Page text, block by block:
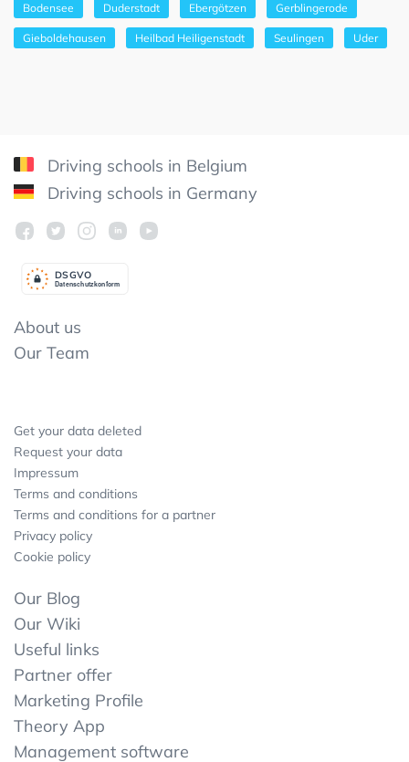
Bodensee Duderstadt Ebergötzen Gerblingerode
Gieboldehausen Heilbad Heiligenstadt Seulingen Uder
Driving schools in Belgium
Driving schools in Germany
Datenschutzkonform
DSGVO
About us
Our Team
Get your data deleted
Request your data
Impressum
Terms and conditions
Terms and conditions for a partner
Privacy policy
Cookie policy
Our Blog
Our Wiki
Useful links
Partner offer
Marketing Profile
Theory App
Management software